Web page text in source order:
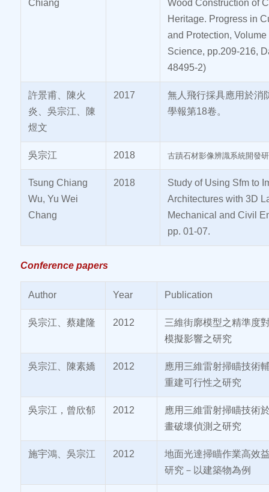
Chiang
Wood Construction of
Heritage. Progress in
and Protection,
Science, pp.209-216,
48495-2)
許景甫、陳火
炎、吳宗江、陳
煜文
2017
無人飛行採具應用於消
學報第18卷。
吳宗江 2018 古蹟石材影像辨識系統開發
Tsung Chiang
Wu, Yu Wei
Chang
2018
Study of Using Sfm to
Architectures with 3D
Mechanical and Civil
pp. 01-07.
Conference papers
Author Year Publication
吳宗江、蔡建隆 2012
三維街廓模型之精準度
模擬影響之研究
吳宗江、陳素嬌 2012
應用三維雷射掃瞄技術
重建可行性之研究
吳宗江，曾欣郁 2012
應用三維雷射掃瞄技術
畫破壞偵測之研究
施宇鴻、吳宗江 2012
地面光達掃瞄作業高效
研究－以建築物為例